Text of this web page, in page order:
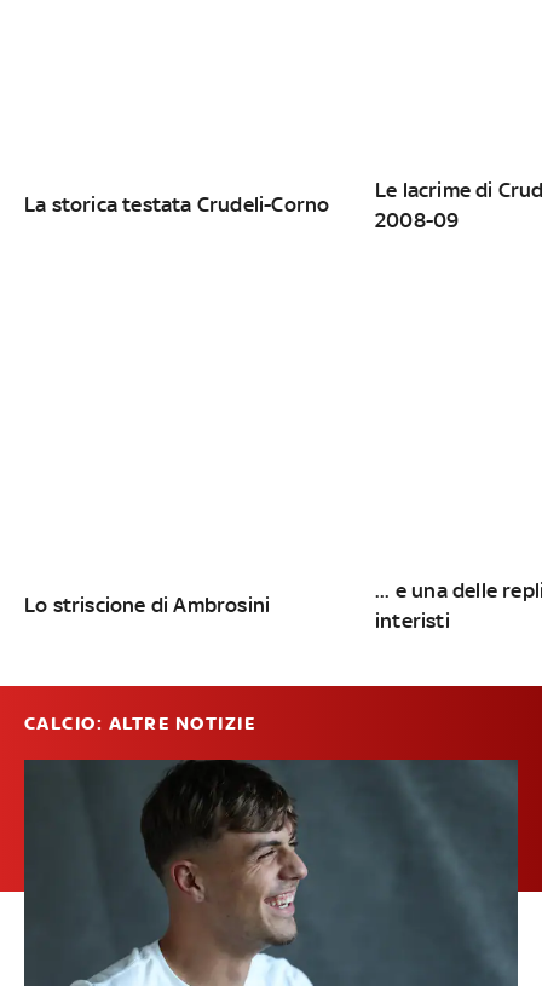
La storica testata Crudeli-Corno
Le lacrime di
2008-09
Lo striscione di Ambrosini
... e una delle
interisti
CALCIO: ALTRE NOTIZIE